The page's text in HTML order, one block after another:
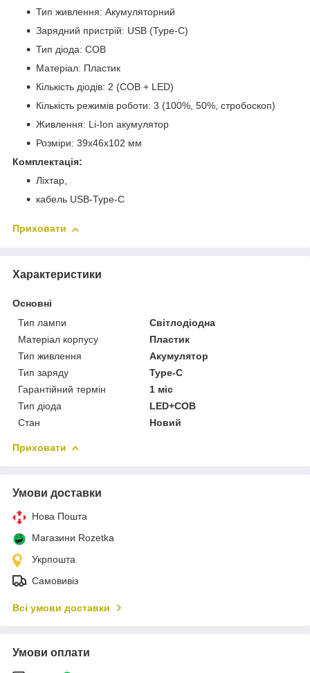
Тип живлення: Акумуляторний
Зарядний пристрій: USB (Type-C)
Тип діода: COB
Матеріал: Пластик
Кількість діодів: 2 (COB + LED)
Кількість режимів роботи: 3 (100%, 50%, стробоскоп)
Живлення: Li-Ion акумулятор
Розміри: 39х46х102 мм
Комплектація:
Ліхтар,
кабель USB-Type-C
Приховати
Характеристики
Основні
Тип лампи
Світлодіодна
Матеріал корпусу
Пластик
Тип живлення
Акумулятор
Тип заряду
Type-C
Гарантійний термін
1 міс
Тип діода
LED+COB
Стан
Новий
Приховати
Умови доставки
Нова Пошта
Магазини Rozetka
Укрпошта
Самовивіз
Всі умови доставки
Умови оплати